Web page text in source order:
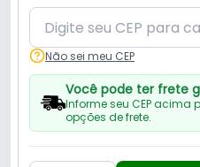
Não sei meu CEP
Você pode ter frete
Informe seu CEP acima
opções de frete.